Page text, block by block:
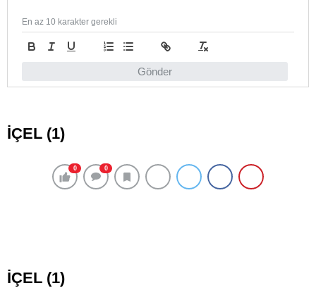
Gönder
En az 10 karakter gerekli
İÇEL (1)
0 0
İÇEL (1)